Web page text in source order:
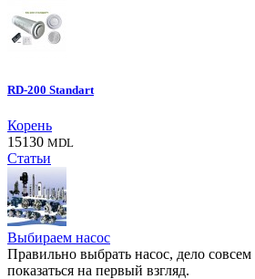
RD-200 Standart
Корень
15130 MDL
Статьи
Выбираем насос
Правильно выбрать насос, дело
показаться на первый взгляд.